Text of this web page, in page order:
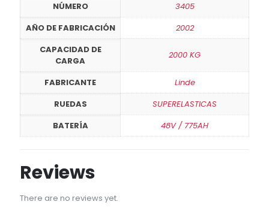
NÚMERO
3405
AÑO DE FABRICACIÓN
2002
CAPACIDAD DE
CARGA
2000 KG
FABRICANTE
Linde
RUEDAS
SUPERELASTICAS
BATERÍA
48V / 775AH
Reviews
There are no reviews yet.